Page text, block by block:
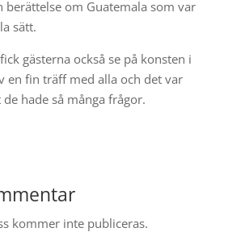
berättelse om Guatemala som var
sätt.
gästerna också se på konsten i
en fin träff med alla och det var
hade så många frågor.
kommer inte publiceras.